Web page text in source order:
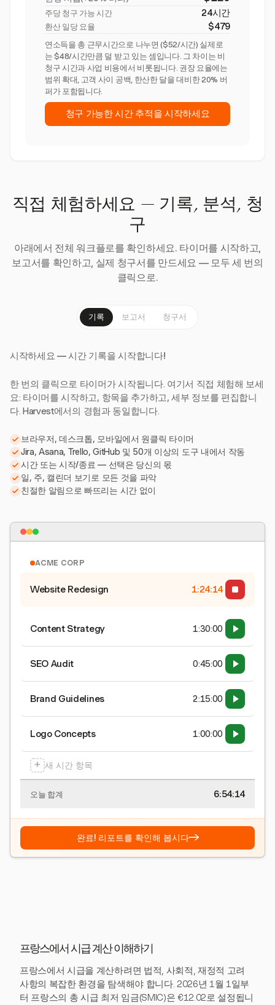
주당 청구 가능 시간 24시간
환산 일당 요율 $479
연소득을 총 근무시간으로 나누면 ($52/시간) 실제로
는 $48/시간만큼 덜 받고 있는 셈입니다. 그 차이는 비
청구 시간과 사업 비용에서 비롯됩니다. 권장 요율에는
범위 확대, 고객 사이 공백, 한산한 달을 대비한 20% 버
퍼가 포함됩니다.
청구 가능한 시간 추적을 시작하세요
직접 체험하세요 — 기록, 분석, 청
구
아래에서 전체 워크플로를 확인하세요. 타이머를 시작하고,
보고서를 확인하고, 실제 청구서를 만드세요 — 모두 세 번의
클릭으로.
기록 보고서 청구서
시작하세요 — 시간 기록을 시작합니다!
한 번의 클릭으로 타이머가 시작됩니다. 여기서 직접 체험해 보세
요: 타이머를 시작하고, 항목을 추가하고, 세부 정보를 편집합니
다. Harvest에서의 경험과 동일합니다.
브라우저, 데스크톱, 모바일에서 원클릭 타이머
Jira, Asana, Trello, GitHub 및 50개 이상의 도구 내에서 작동
시간 또는 시작/종료 — 선택은 당신의 몫
일, 주, 캘린더 보기로 모든 것을 파악
친절한 알림으로 빠뜨리는 시간 없이
ACME CORP
Website Redesign 1:24:15
Content Strategy 1:30:00
SEO Audit 0:45:00
Brand Guidelines 2:15:00
Logo Concepts 1:00:00
+ 새 시간 항목
오늘 합계 6:54:15
완료! 리포트를 확인해 봅시다→
프랑스에서 시급 계산 이해하기
프랑스에서 시급을 계산하려면 법적, 사회적, 재정적 고려
사항의 복잡한 환경을 탐색해야 합니다. 2026년 1월 1일부
터 프랑스의 총 시급 최저 임금(SMIC)은 €12.02로 설정됩니